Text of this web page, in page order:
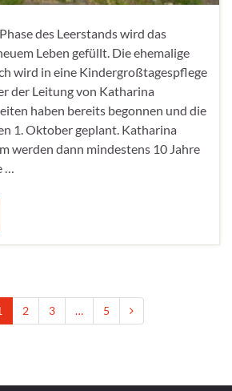
des Leerstands wird das
Leben gefüllt. Die ehemalige
wird in eine Kindergroßtagespflege
der Leitung von Katharina
haben bereits begonnen und die
1. Oktober geplant. Katharina
werden dann mindestens 10 Jahre
…
2 3 … 5